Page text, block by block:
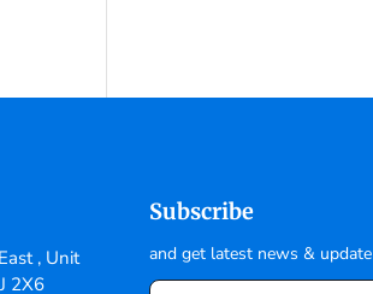
, Unit
2X6
Subscribe
and get latest news & update